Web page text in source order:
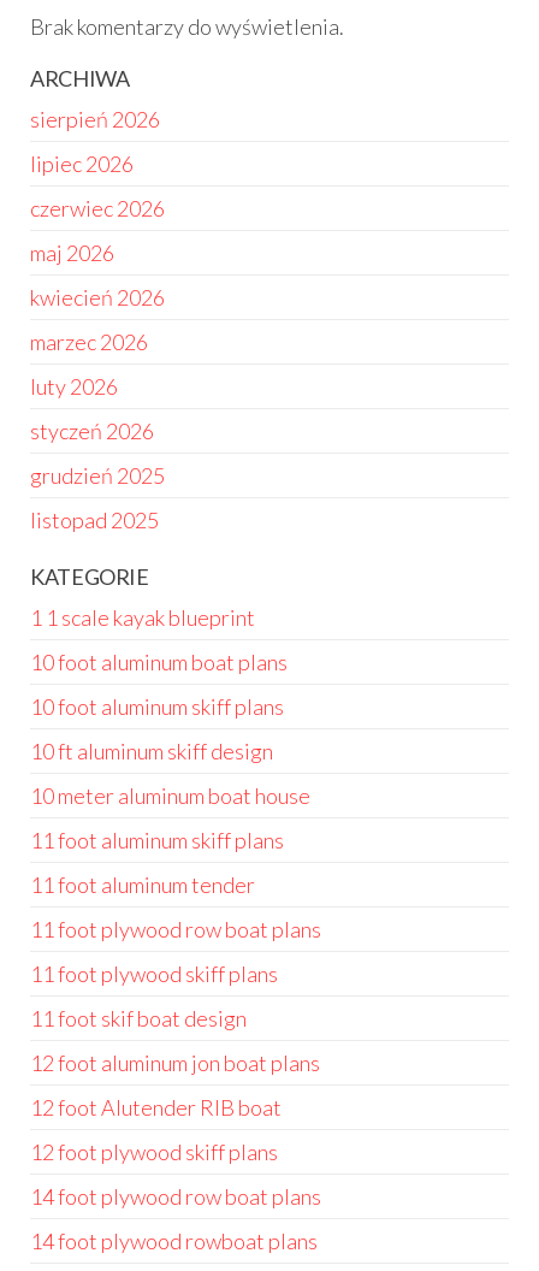
Brak komentarzy do wyświetlenia.
ARCHIWA
sierpień 2026
lipiec 2026
czerwiec 2026
maj 2026
kwiecień 2026
marzec 2026
luty 2026
styczeń 2026
grudzień 2025
listopad 2025
KATEGORIE
1 1 scale kayak blueprint
10 foot aluminum boat plans
10 foot aluminum skiff plans
10 ft aluminum skiff design
10 meter aluminum boat house
11 foot aluminum skiff plans
11 foot aluminum tender
11 foot plywood row boat plans
11 foot plywood skiff plans
11 foot skif boat design
12 foot aluminum jon boat plans
12 foot Alutender RIB boat
12 foot plywood skiff plans
14 foot plywood row boat plans
14 foot plywood rowboat plans